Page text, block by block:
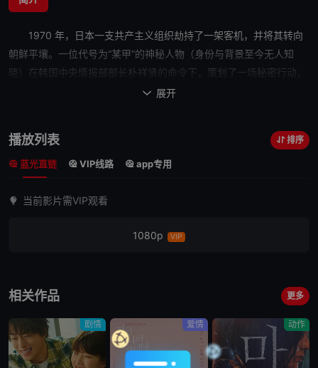
1970 年，日本一支共产主义组织劫持了一架客机，并将其转向
朝鲜平壤。一位代号为“某甲”的神秘人物（身份与背景至今无人知
晓）在韩国中央情报部部长朴祥贤的命令下，策划了一场秘密行动，
誓要不惜一切代价让飞机安全迫降。
施“双重劫机 ”。在一切都悬于一线之际，这场大胆的行动能否成功？
 展开
播放列表 排序
蓝光直链 VIP线路 app专用
当前影片需VIP观看
1080p VIP
相关作品 更多
剧情 爱情 动作